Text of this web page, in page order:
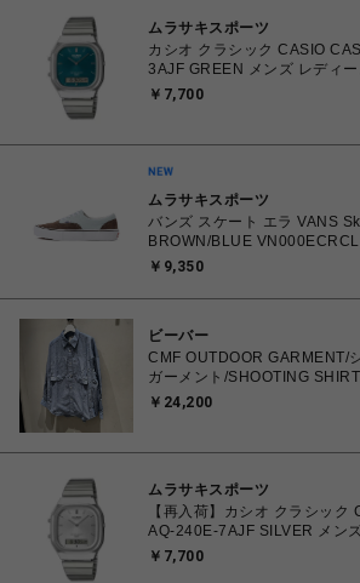
ムラサキスポーツ
カシオ クラシック CASIO
3AJF GREEN メンズ レディ
￥7,700
ムラサキスポーツ
バンズ スケート エラ VANS
BROWN/BLUE
ーカー メンズ レディース シ
￥9,350
ビーバー
CMF OUTDOOR GARMENT/
ガーメント/SHOOTING
￥24,200
ムラサキスポーツ
【再入荷】カシオ クラシッ
AQ-240E-7AJF SILVER メン
4549526409615 腕時計 国内正規品 【 北海道
￥7,700